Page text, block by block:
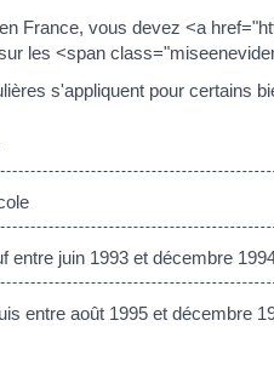
France, vous devez <a
les <span
s'appliquent pour certains
entre juin 1993 et décembre
entre août 1995 et décembre